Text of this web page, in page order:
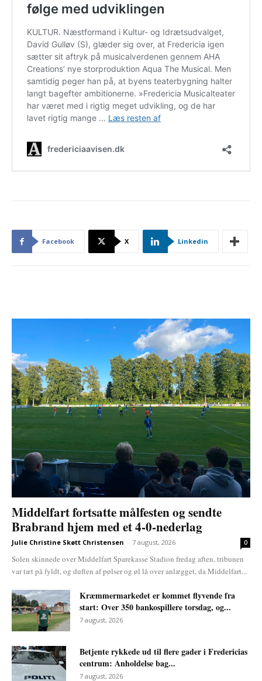
Facebook X Linkedin
Middelfart fortsatte målfesten og sendte
Brabrand hjem med et 4-0-nederlag
Julie Christine Skøtt Christensen - 7 august, 2026 0
Solen skinnede over Middelfart Sparekasse Stadion fredag aften, tribunen
var tæt på fyldt, og duften af pølser og øl lå over anlægget, da Middelfart...
Kræmmermarkedet er kommet flyvende fra
start: Over 350 bankospillere torsdag, og...
7 august, 2026
Betjente rykkede ud til flere gader i Fredericias
centrum: Anholdelse bag...
7 august, 2026